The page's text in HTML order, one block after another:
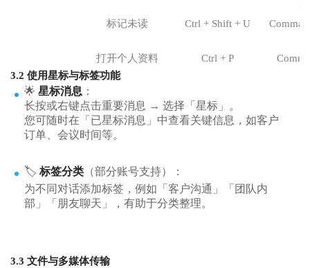
+
标记未读
Ctrl + Shift + U
打开个人资料
Ctrl + P
3.2 使用星标与标签功能
🌟 星标消息 ：
长按或右键点击重要消息 → 选择「星标」。
您可随时在「已星标消息」中查看关键信息，如客户
订单、会议时间等。
🏷️ 标签分类 （部分账号支持）：
为不同对话添加标签，例如「客户沟通」「团队内
部」「朋友聊天」，有助于分类整理。
3.3 文件与多媒体传输